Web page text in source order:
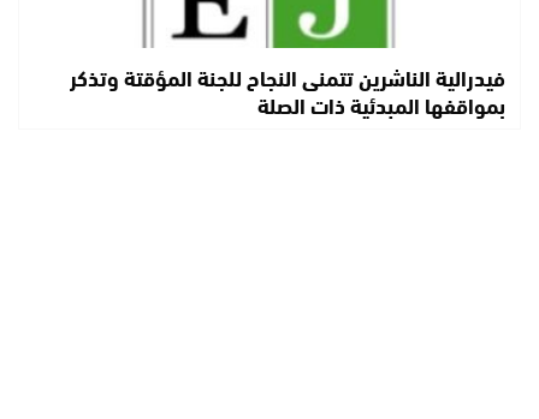
فيدرالية الناشرين تتمنى النجاح للجنة المؤقتة وتذكر
بمواقفها المبدئية ذات الصلة